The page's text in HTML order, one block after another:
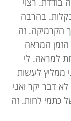
בהרבה
הקרמיקה. זה
המראה
למראה. לי
ממליץ לעשות
דבר יקר ואני
כתמי לחות. זה